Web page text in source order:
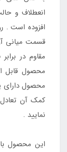
انعطلاف و
افزوده است .
قسمت میانی
مقاوم در
محصول قابل
محصول دارای
کمک آن تعادل
نمایید .
این محصول